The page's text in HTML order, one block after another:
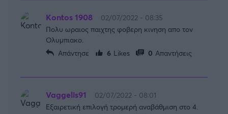
Kontos 1908
02/07/2022 - 08:35
Πολυ ωραιος παιχτης φοβερη κινηση απο τον
Ολυμπιακο.
Απάντησε
6 Likes 0 Απαντήσεις
Vaggelis91
02/07/2022 - 08:01
Εξαιρετική επιλογή τρομερή αναβάθμιση στο 4.